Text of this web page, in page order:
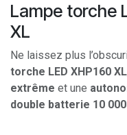
Lampe torche
XL
Ne laissez plus
torche LED XHP160 XL
extrême et une
double batterie 10